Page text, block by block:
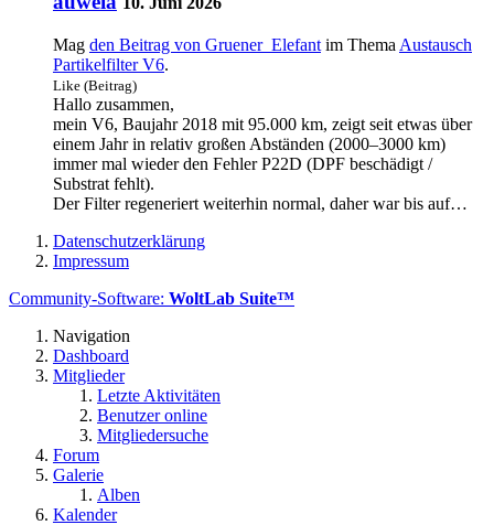
Mag den Beitrag von Gruener_Elefant im Thema Austausch
Partikelfilter V6.
Like (Beitrag)
Hallo zusammen,
mein V6, Baujahr 2018 mit 95.000 km, zeigt seit etwas über
einem Jahr in relativ großen Abständen (2000–3000 km)
immer mal wieder den Fehler P22D (DPF beschädigt /
Substrat fehlt).
Der Filter regeneriert weiterhin normal, daher war bis auf…
Datenschutzerklärung
Impressum
Community-Software: WoltLab Suite™
Navigation
Dashboard
Mitglieder
Letzte Aktivitäten
Benutzer online
Mitgliedersuche
Forum
Galerie
Alben
Kalender